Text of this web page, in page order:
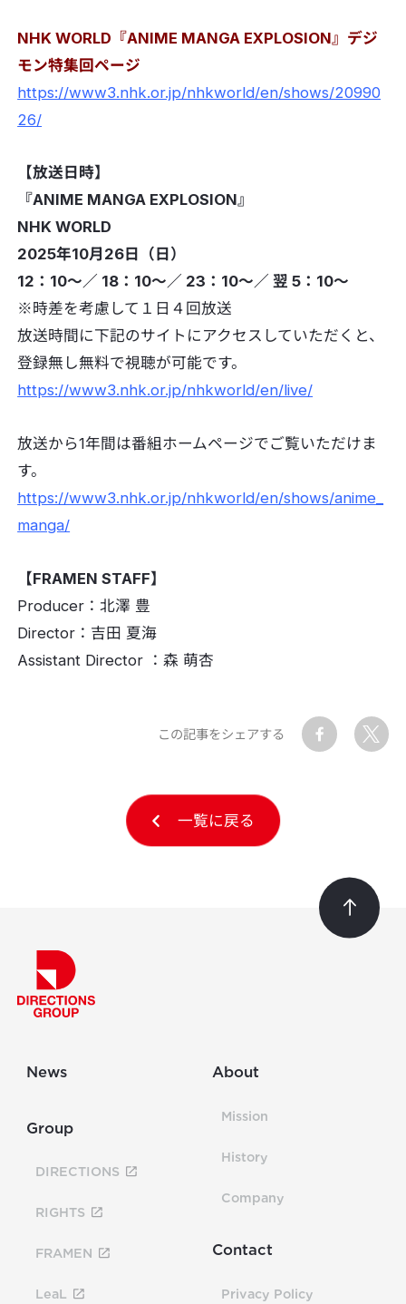
NHK WORLD『ANIME MANGA EXPLOSION』デジ
モン特集回ページ
https://www3.nhk.or.jp/nhkworld/en/shows/20990
26/
【放送日時】
『ANIME MANGA EXPLOSION』
NHK WORLD
2025年10月26日（日）
12：10〜／ 18：10〜／ 23：10〜／ 翌 5：10〜
※時差を考慮して１日４回放送
放送時間に下記のサイトにアクセスしていただくと、
登録無し無料で視聴が可能です。
https://www3.nhk.or.jp/nhkworld/en/live/
放送から1年間は番組ホームページでご覧いただけま
す。
https://www3.nhk.or.jp/nhkworld/en/shows/anime_
manga/
【FRAMEN STAFF】
Producer：北澤 豊
Director：吉田 夏海
Assistant Director ：森 萌杏
この記事をシェアする
一覧に戻る
News
Group
DIRECTIONS
RIGHTS
FRAMEN
LeaL
About
Mission
History
Company
Contact
Privacy Policy